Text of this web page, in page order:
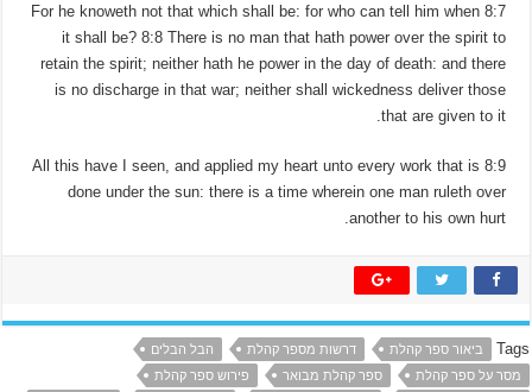
8:7 For he knoweth not that which shall be: for who can tell him when
it shall be? 8:8 There is no man that hath power over the spirit to
retain the spirit; neither hath he power in the day of death: and there
is no discharge in that war; neither shall wickedness deliver those
that are given to it.
8:9 All this have I seen, and applied my heart unto every work that is
done under the sun: there is a time wherein one man ruleth over
another to his own hurt.
Tags ביאור ספר קהלת דרשות מספר קהלת
הבל הבלים
מסר על ספר קהלת
ספר קהלת מבואר
פירוש ספר קהלת